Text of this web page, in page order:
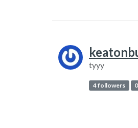
tyyy
4 followers